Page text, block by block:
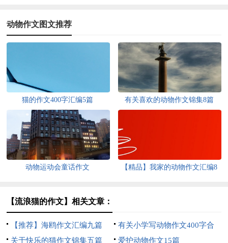
动物作文图文推荐
猫的作文400字汇编5篇 有关喜欢的动物作文锦集8篇
动物运动会童话作文
【精品】我家的动物作文汇编8
【流浪猫的作文】相关文章：
【推荐】海鸥作文汇编九篇
有关小学写动物作文400字合
集七篇
关于快乐的猫作文锦集五篇 爱护动物作文15篇